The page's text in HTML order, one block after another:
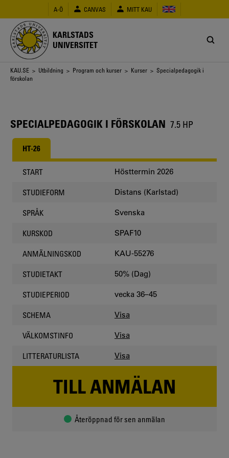
huvudinnehåll
A-Ö CANVAS MITT KAU
KARLSTADS
UNIVERSITET
Länkstig
KAU.SE > Utbildning > Program och kurser > Kurser > Specialpedagogik i
förskolan
SPECIALPEDAGOGIK I FÖRSKOLAN 7.5 HP
HT-26
START Hösttermin 2026
STUDIEFORM Distans (Karlstad)
SPRÅK Svenska
KURSKOD SPAF10
ANMÄLNINGSKOD KAU-55276
STUDIETAKT 50% (Dag)
STUDIEPERIOD vecka 36–45
SCHEMA Visa
VÄLKOMSTINFO Visa
LITTERATURLISTA Visa
TILL ANMÄLAN
Återöppnad för sen anmälan